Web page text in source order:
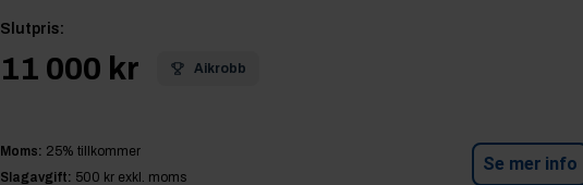
Slutpris:
11 000 kr Aikrobb
Moms: 25% tillkommer
Slagavgift: 500 krexkl. moms
Se mer info